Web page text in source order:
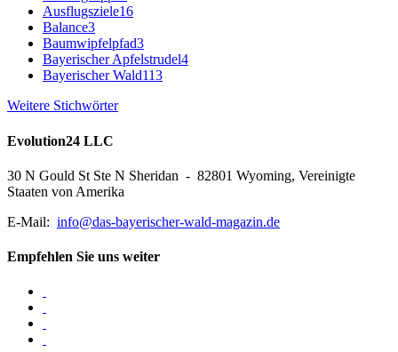
Ausflugsziele16
Balance3
Baumwipfelpfad3
Bayerischer Apfelstrudel4
Bayerischer Wald113
Weitere Stichwörter
Evolution24 LLC
30 N Gould St Ste N Sheridan - 82801 Wyoming, Vereinigte
Staaten von Amerika
E-Mail: info@das-bayerischer-wald-magazin.de
Empfehlen Sie uns weiter